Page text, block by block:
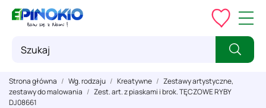
Strona główna Wg. rodzaju Kreatywne
Zestawy artystyczne,
zestawy do malowania
Zest. art. z piaskami i brok. TĘCZOWE RYBY
DJ08661